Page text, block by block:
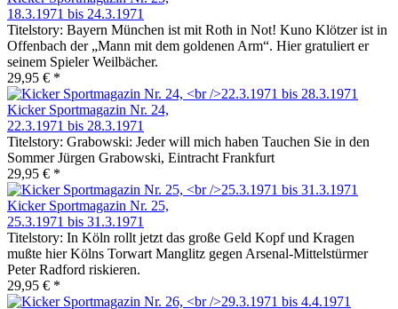
18.3.1971 bis 24.3.1971
Titelstory: Bayern München ist mit Roth in Not! Kuno Klötzer ist in
Offenbach der „Mann mit dem goldenen Arm“. Hier gratuliert er
seinem Spieler Weilbächer.
29,95 € *
Kicker Sportmagazin Nr. 24,
22.3.1971 bis 28.3.1971
Titelstory: Grabowski: Jeder will mich haben Tauchen Sie in den
Sommer Jürgen Grabowski, Eintracht Frankfurt
29,95 € *
Kicker Sportmagazin Nr. 25,
25.3.1971 bis 31.3.1971
Titelstory: In Köln rollt jetzt das große Geld Kopf und Kragen
mußte hier Kölns Torwart Manglitz gegen Arsenal-Mittelstürmer
Peter Radford riskieren.
29,95 € *